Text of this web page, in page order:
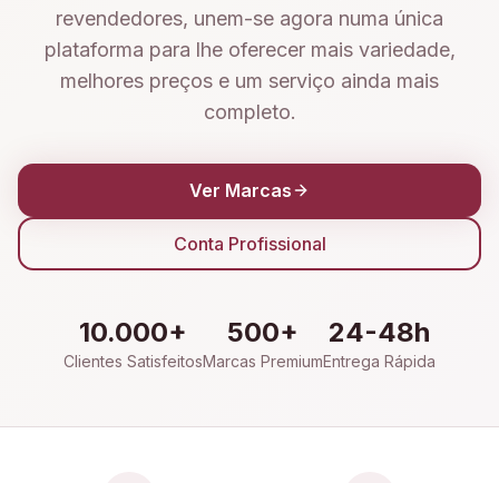
revendedores, unem-se agora numa única
plataforma para lhe oferecer mais variedade,
melhores preços e um serviço ainda mais
completo.
Ver Marcas
Conta Profissional
10.000+
Clientes Satisfeitos
500+
Marcas Premium
24-48h
Entrega Rápida